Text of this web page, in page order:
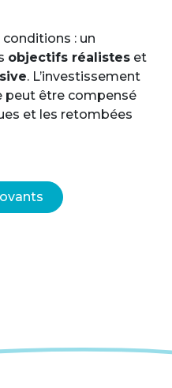
: un
objectifs réalistes et
. L’investissement
peut être compensé
et les retombées